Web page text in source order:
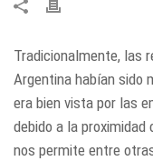
Tradicionalmente, las
Argentina habían sido
era bien vista por las
debido a la proximidad
nos permite entre